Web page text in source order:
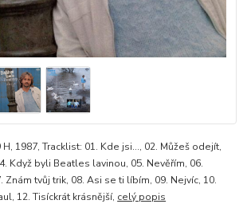
1987, Tracklist: 01. Kde jsi..., 02. Můžeš odejít,
Když byli Beatles lavinou, 05. Nevěřím, 06.
Znám tvůj trik, 08. Asi se ti líbím, 09. Nejvíc, 10.
12. Tisíckrát krásnější, celý popis